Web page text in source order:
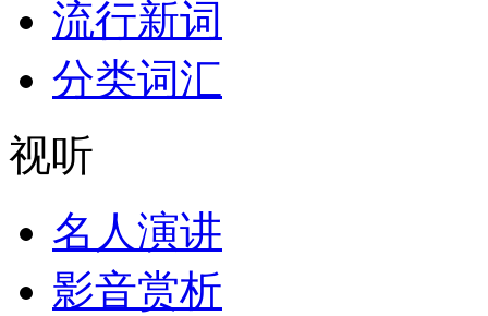
流行新词
分类词汇
视听
名人演讲
影音赏析